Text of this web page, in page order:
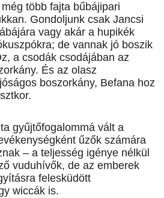
több fajta bűbájipari
Gondoljunk csak Jancsi
vagy akár a hupikék
de vannak jó boszik
a csodák csodájában az
És az olasz
boszorkány, Befana hoz
gyűjtőfogalommá vált a
űzők számára
– a teljesség igénye nélkül
vuduhívők, de az emberek
felesküdött
wiccák is.